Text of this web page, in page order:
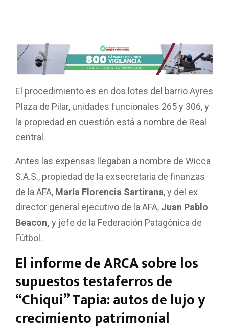
El procedimiento es en dos lotes del barrio Ayres
Plaza de Pilar, unidades funcionales 265 y 306, y
la propiedad en cuestión está a nombre de Real
central.
Antes las expensas llegaban a nombre de Wicca
S.A.S., propiedad de la exsecretaria de finanzas
de la AFA, María Florencia Sartirana, y del ex
director general ejecutivo de la AFA, Juan Pablo
Beacon, y jefe de la Federación Patagónica de
Fútbol.
El informe de ARCA sobre los
supuestos testaferros de
“Chiqui” Tapia: autos de lujo y
crecimiento patrimonial